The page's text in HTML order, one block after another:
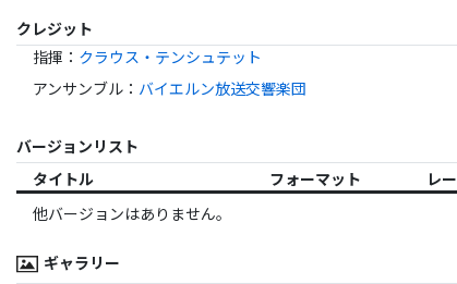
クレジット
指揮 ： クラウス・テンシュテット
アンサンブル ： バイエルン放送交響楽団
バージョンリスト
タイトル
フォーマット レ
他バージョンはありません。
ギャラリー